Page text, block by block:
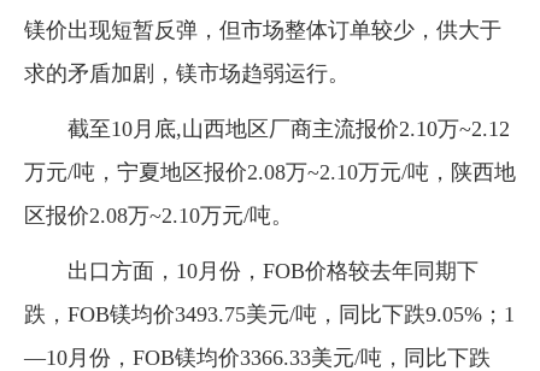
镁价出现短暂反弹，但市场整体订单较少，供大于
求的矛盾加剧，镁市场趋弱运行。
截至10月底,山西地区厂商主流报价2.10万~2.12
万元/吨，宁夏地区报价2.08万~2.10万元/吨，陕西地
区报价2.08万~2.10万元/吨。
出口方面，10月份，FOB价格较去年同期下
跌，FOB镁均价3493.75美元/吨，同比下跌9.05%；1
—10月份，FOB镁均价3366.33美元/吨，同比下跌